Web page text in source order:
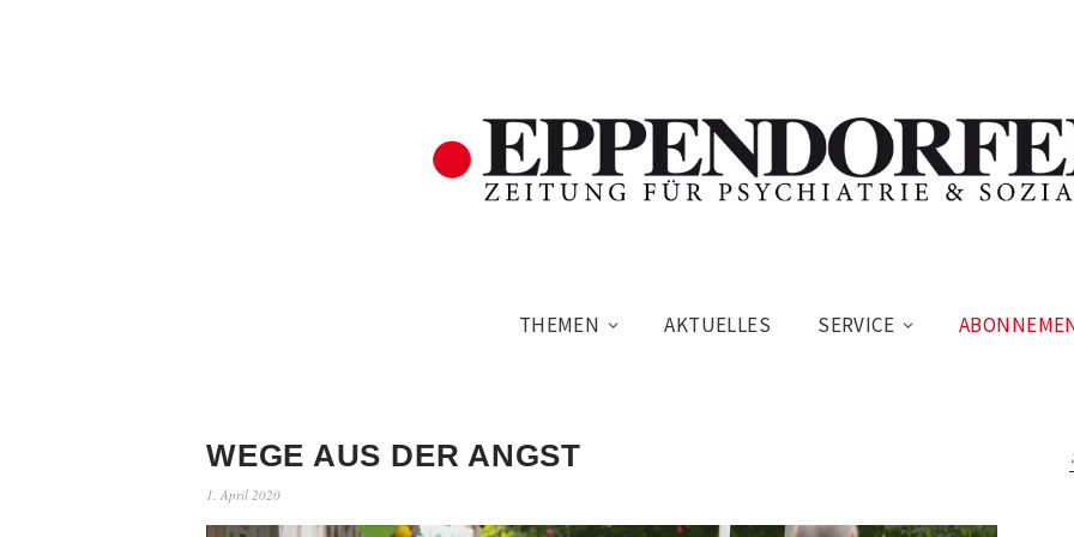
THEMEN AKTUELLES SERVICE
WEGE AUS DER ANGST
1. April 2020